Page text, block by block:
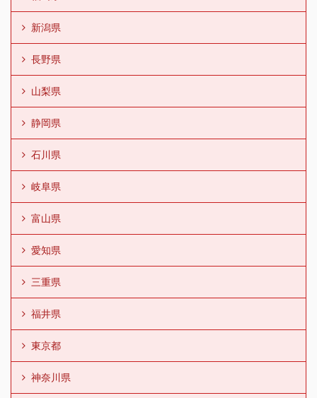
新潟県
長野県
山梨県
静岡県
石川県
岐阜県
富山県
愛知県
三重県
福井県
東京都
神奈川県